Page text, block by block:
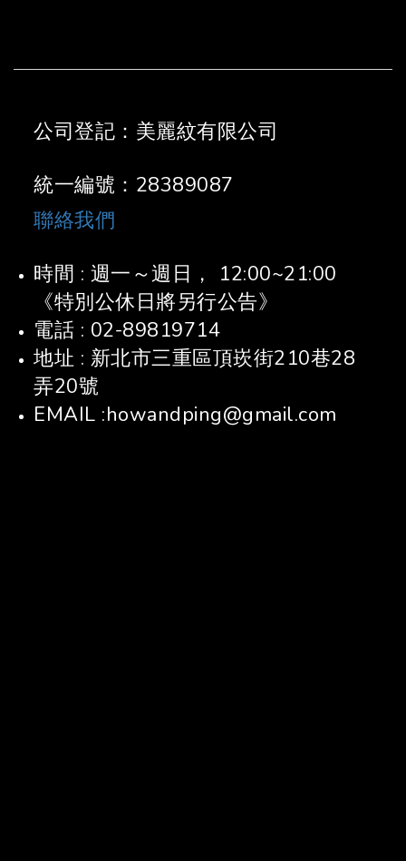
公司登記：美麗紋有限公司
統一編號：28389087
聯絡我們
時間 : 週一～週日， 12:00~21:00
《特別公休日將另行公告》
電話 : 02-89819714
地址 : 新北市三重區頂崁街210巷28
弄20號
EMAIL :howandping@gmail.com